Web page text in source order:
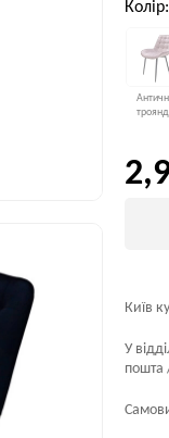
Київ
У
пошта